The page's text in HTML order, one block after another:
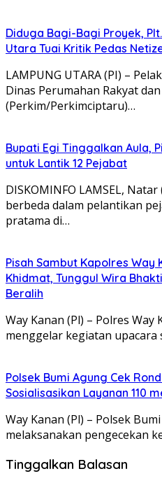
Diduga Bagi-Bagi Proyek,
Utara Tuai Kritik Pedas
LAMPUNG UTARA (PI) –
Dinas Perumahan Rakyat
(Perkim/Perkimciptaru)…
Bupati Egi Tinggalkan Aula,
untuk Lantik 12 Pejabat
DISKOMINFO LAMSEL,
berbeda dalam pelantikan
pratama di…
Pisah Sambut Kapolres Way
Khidmat, Tunggul Wira
Beralih
Way Kanan (Pl) – Polres Way
menggelar kegiatan
Polsek Bumi Agung Cek
Sosialisasikan Layanan 110
Way Kanan (Pl) – Polsek
melaksanakan pengecekan
Tinggalkan Balasan